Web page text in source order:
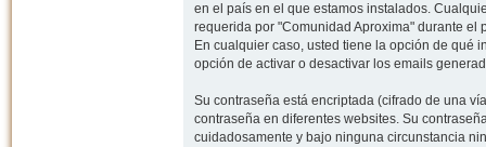
en el país en el que estamos instalados.
requerida por "Comunidad Aproxima" durante el
En cualquier caso, usted tiene la opción de qué
opción de activar o desactivar los emails
Su contraseña está encriptada (cifrado de una
contraseña en diferentes websites. Su
cuidadosamente y bajo ninguna circunstancia